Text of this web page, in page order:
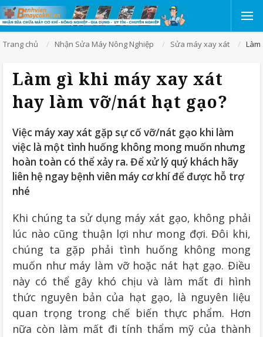
Trang chủ Nhận Sửa Máy Nông Nghiệp Sửa máy xay xát
Làm gì khi máy xay xát
hay làm vỡ/nát hạt gạo?
Việc máy xay xát gặp sự cố vỡ/nát gạo khi làm
việc là một tình huống không mong muốn nhưng
hoàn toàn có thể xảy ra. Để xử lý quý khách hãy
liên hệ ngay bệnh viên máy cơ khí để được hỗ trợ
nhé
Khi chúng ta sử dụng máy xát gạo, không phải
lúc nào cũng thuận lợi như mong đợi. Đôi khi,
chúng ta gặp phải tình huống không mong
muốn như máy làm vỡ hoặc nát hạt gạo. Điều
này có thể gây khó chịu và làm mất đi hình
thức nguyên bản của hạt gạo, là nguyên liệu
quan trọng trong chế biến thực phẩm. Hơn
nữa còn làm mất đi tính thẩm mỹ của thành